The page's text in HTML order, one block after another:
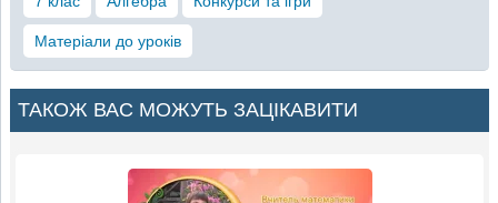
Матеріали до уроків
ТАКОЖ ВАС МОЖУТЬ ЗАЦІКАВИТИ